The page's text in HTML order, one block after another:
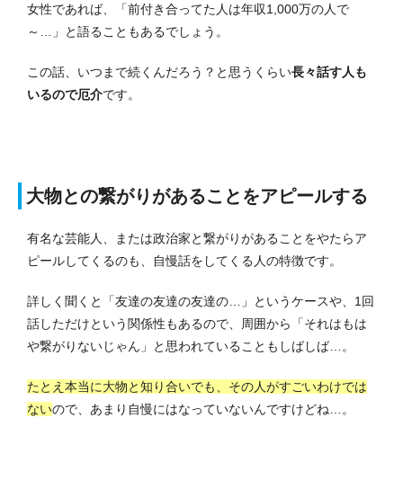
女性であれば、「前付き合ってた人は年収1,000万の人で
～…」と語ることもあるでしょう。
この話、いつまで続くんだろう？と思うくらい長々話す人も
いるので厄介です。
大物との繋がりがあることをアピールする
有名な芸能人、または政治家と繋がりがあることをやたらア
ピールしてくるのも、自慢話をしてくる人の特徴です。
詳しく聞くと「友達の友達の友達の…」というケースや、1回
話しただけという関係性もあるので、周囲から「それはもは
や繋がりないじゃん」と思われていることもしばしば…。
たとえ本当に大物と知り合いでも、その人がすごいわけでは
ないので、あまり自慢にはなっていないんですけどね…。